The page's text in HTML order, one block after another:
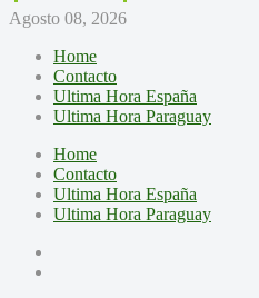
Agosto 08, 2026
Home
Contacto
Ultima Hora España
Ultima Hora Paraguay
Home
Contacto
Ultima Hora España
Ultima Hora Paraguay